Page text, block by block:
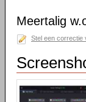
Meertalig
Stel een correctie